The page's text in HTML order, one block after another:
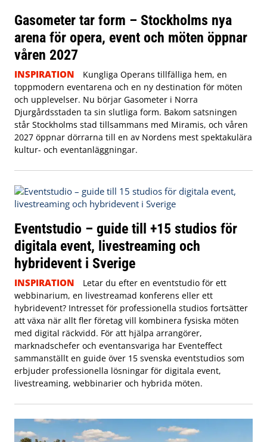
Gasometer tar form – Stockholms nya
arena för opera, event och möten öppnar
våren 2027
INSPIRATION
Kungliga Operans tillfälliga hem, en
toppmodern eventarena och en ny destination för möten
och upplevelser. Nu börjar Gasometer i Norra
Djurgårdsstaden ta sin slutliga form. Bakom satsningen
står Stockholms stad tillsammans med Miramis, och våren
2027 öppnar dörrarna till en av Nordens mest spektakulära
kultur- och eventanläggningar.
Eventstudio – guide till +15 studios för
digitala event, livestreaming och
hybridevent i Sverige
INSPIRATION
Letar du efter en eventstudio för ett
webbinarium, en livestreamad konferens eller ett
hybridevent? Intresset för professionella studios fortsätter
att växa när allt fler företag vill kombinera fysiska möten
med digital räckvidd. För att hjälpa arrangörer,
marknadschefer och eventansvariga har Eventeffect
sammanställt en guide över 15 svenska eventstudios som
erbjuder professionella lösningar för digitala event,
livestreaming, webbinarier och hybrida möten.